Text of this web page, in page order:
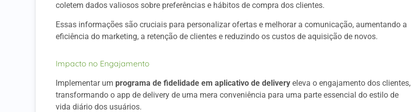
coletem dados valiosos sobre preferências e hábitos de compra dos clientes.
Essas informações são cruciais para personalizar ofertas e melhorar a comunicação, aumentando a
eficiência do marketing, a retenção de clientes e reduzindo os custos de aquisição de novos.
Impacto no Engajamento
Implementar um programa de fidelidade em aplicativo de delivery eleva o engajamento dos clientes,
transformando o app de delivery de uma mera conveniência para uma parte essencial do estilo de
vida diário dos usuários.